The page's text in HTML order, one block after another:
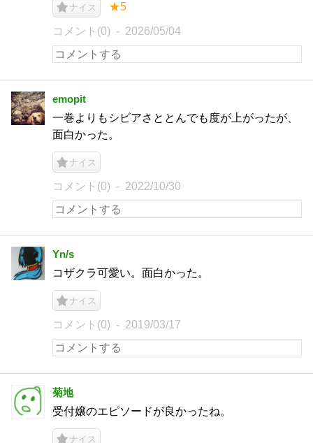
ナイス ★5
コメント(0) 2026/05/04
emopit
一巻よりもシビアさととんでも度が上がったが、
面白かった。
ナイス
コメント(0) 2022/10/30
Yn/s
コザクラ可愛い。面白かった。
ナイス
コメント(0) 2019/03/17
菊地
受付嬢のエピソードが良かったね。
ナイス